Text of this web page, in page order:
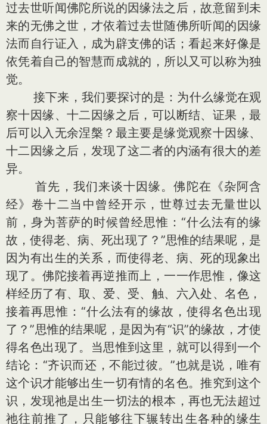
过去世听闻佛陀所说的因缘法之后，故意留到未
来的无佛之世，才依着过去世随佛所听闻的因缘
法而自行证入，成为辟支佛的话；看起来好像是
依凭着自己的智慧而成就的，所以又可以称为独
觉。
接下来，我们要探讨的是：为什么缘觉在观
察十因缘、十二因缘之后，可以断结、证果，最
后可以入无余涅槃？最主要是缘觉观察十因缘、
十二因缘之后，发现了这二者的内涵有很大的差
异。
首先，我们来谈十因缘。佛陀在《杂阿含
经》卷十二当中曾经开示，世尊过去无量世以
前，身为菩萨的时候曾经思惟：“什么法有的缘
故，使得老、病、死出现了？”思惟的结果呢，是
因为有出生的关系，而使得老、病、死的现象出
现了。佛陀接着再逆推而上，一一作思惟，像这
样经历了有、取、爱、受、触、六入处、名色，
接着再思惟：“什么法有的缘故，使得名色出现
了？”思惟的结果呢，是因为有“识”的缘故，才使
得名色出现了。当思惟到这里，就可以得到一个
结论：“齐识而还，不能过彼。”也就是说，唯有
这个识才能够出生一切有情的名色。推究到这个
识，发现祂是出生一切法的根本，再也无法超过
祂往前推了，只能够往下辗转出生各种的缘生